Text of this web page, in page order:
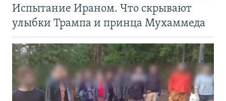
Испытание Ираном. Что скрывают
улыбки Трампа и принца Мухаммеда